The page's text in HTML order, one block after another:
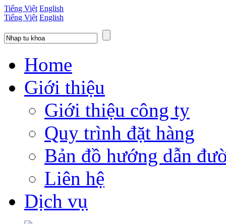
Tiếng Việt English
Tiếng Việt English
Home
Giới thiệu
Giới thiệu công ty
Quy trình đặt hàng
Bản đồ hướng dẫn
Liên hệ
Dịch vụ